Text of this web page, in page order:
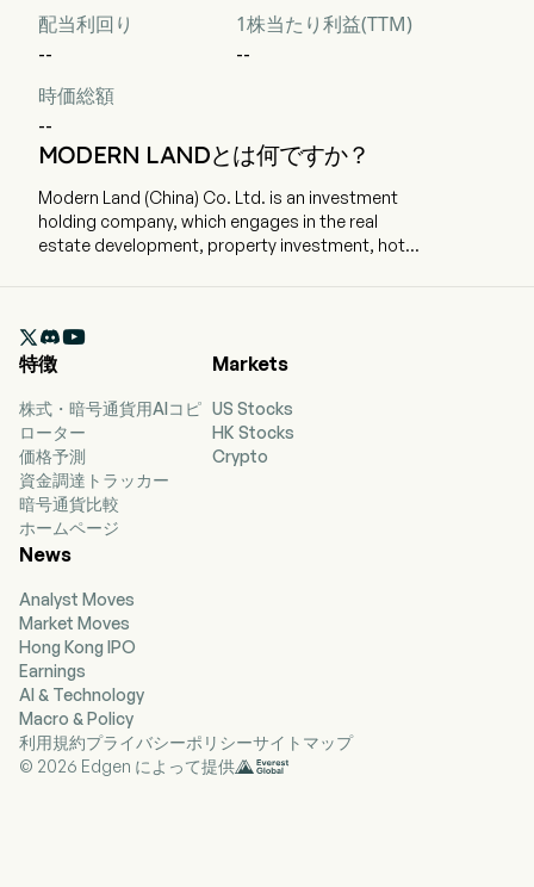
配当利回り
--
1株当たり利益(TTM)
--
時価総額
--
MODERN LANDとは何ですか？
Modern Land (China) Co. Ltd. is an investment
holding company, which engages in the real
estate development, property investment, hotel
time employees. The company went IPO on
2013-07-12. The firm's businesses include sale of
operation, real estate agency services and other
related services. The firm primarily conducts its
businesses in domestic market.

特徴
株式・暗号通貨用AIコピ
ローター
価格予測
資金調達トラッカー
暗号通貨比較
ホームページ
Markets
US Stocks
HK Stocks
Crypto
News
Analyst Moves
Market Moves
Hong Kong IPO
Earnings
AI & Technology
Macro & Policy
利用規約プライバシーポリシーサイトマップ
© 2026 Edgen によって提供